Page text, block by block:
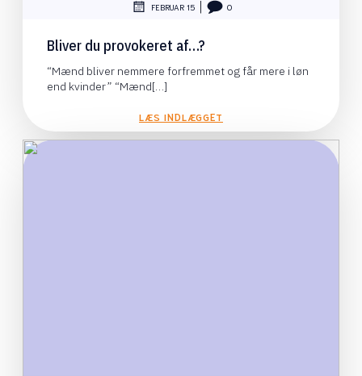
FEBRUAR 15 0
Bliver du provokeret af…?
“Mænd bliver nemmere forfremmet og får mere i løn
end kvinder” “Mænd[…]
LÆS INDLÆGGET